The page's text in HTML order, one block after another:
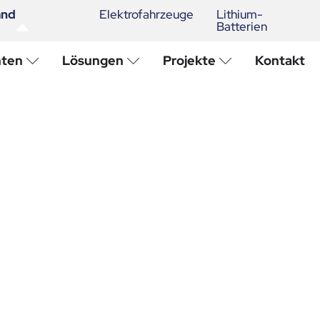
Elektrofahrzeuge Lithium-
Batterien
Lösungen Projekte Kontakt